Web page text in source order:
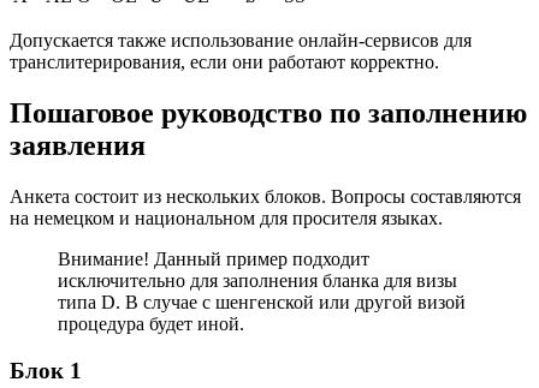
Допускается также использование онлайн-сервисов для
транслитерирования, если они работают корректно.
Пошаговое руководство по заполнению
заявления
Анкета состоит из нескольких блоков. Вопросы составляются
на немецком и национальном для просителя языках.
Внимание! Данный пример подходит
исключительно для заполнения бланка для визы
типа D. В случае с шенгенской или другой визой
процедура будет иной.
Блок 1